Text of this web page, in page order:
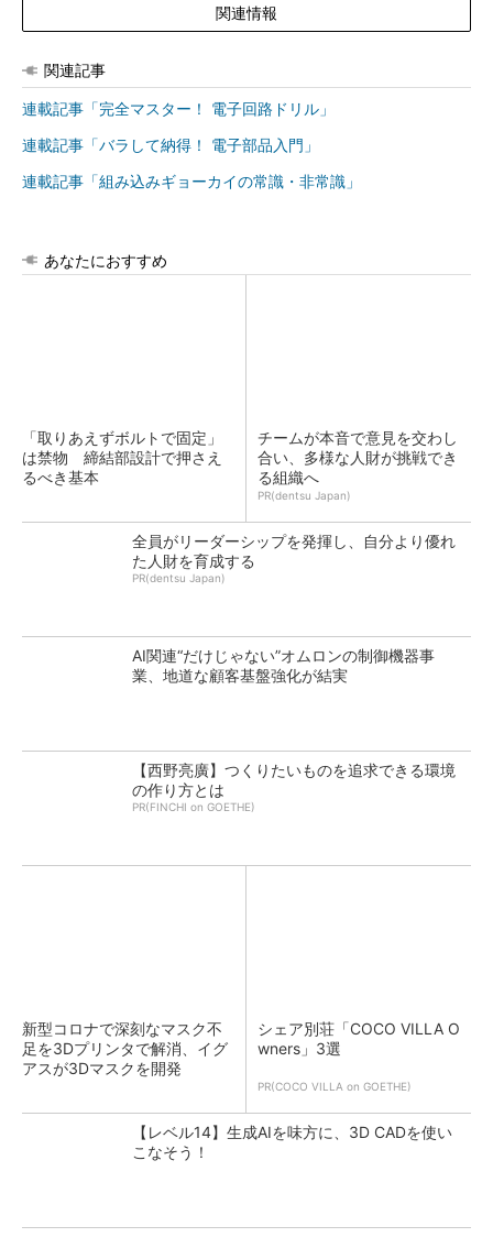
関連情報
関連記事
連載記事「完全マスター！ 電子回路ドリル」
連載記事「バラして納得！ 電子部品入門」
連載記事「組み込みギョーカイの常識・非常識」
あなたにおすすめ
「取りあえずボルトで固定」
は禁物 締結部設計で押さえ
るべき基本
チームが本音で意見を交わし
合い、多様な人財が挑戦でき
る組織へ
PR(dentsu Japan)
全員がリーダーシップを発揮し、自分より優れ
た人財を育成する
PR(dentsu Japan)
AI関連“だけじゃない”オムロンの制御機器事
業、地道な顧客基盤強化が結実
【西野亮廣】つくりたいものを追求できる環境
の作り方とは
PR(FINCHI on GOETHE)
新型コロナで深刻なマスク不
足を3Dプリンタで解消、イグ
アスが3Dマスクを開発
シェア別荘「COCO VILLA O
wners」3選
PR(COCO VILLA on GOETHE)
【レベル14】生成AIを味方に、3D CADを使い
こなそう！